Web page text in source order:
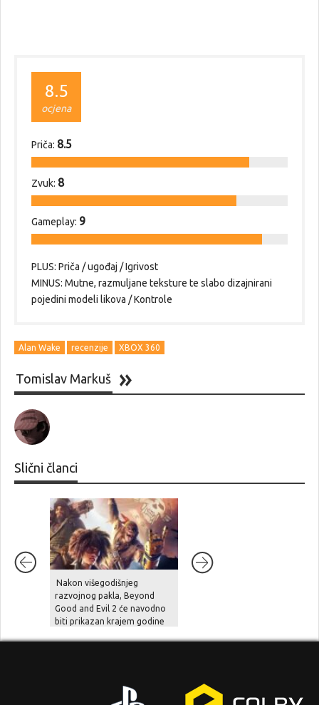
8.5
ocjena
Priča: 8.5
Zvuk: 8
Gameplay: 9
PLUS: Priča / ugođaj / Igrivost
MINUS: Mutne, razmuljane teksture te slabo dizajnirani
pojedini modeli likova / Kontrole
Alan Wake recenzije XBOX 360
Tomislav Markuš
Slični članci
Nakon višegodišnjeg
razvojnog pakla, Beyond
Good and Evil 2 će navodno
biti prikazan krajem godine